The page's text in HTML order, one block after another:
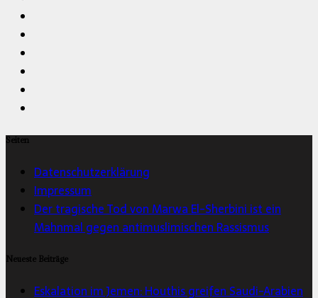
Seiten
Datenschutzerklärung
Impressum
Der tragische Tod von Marwa El-Sherbini ist ein
Mahnmal gegen antimuslimischen Rassismus
Neueste Beiträge
Eskalation im Jemen: Houthis greifen Saudi-Arabien